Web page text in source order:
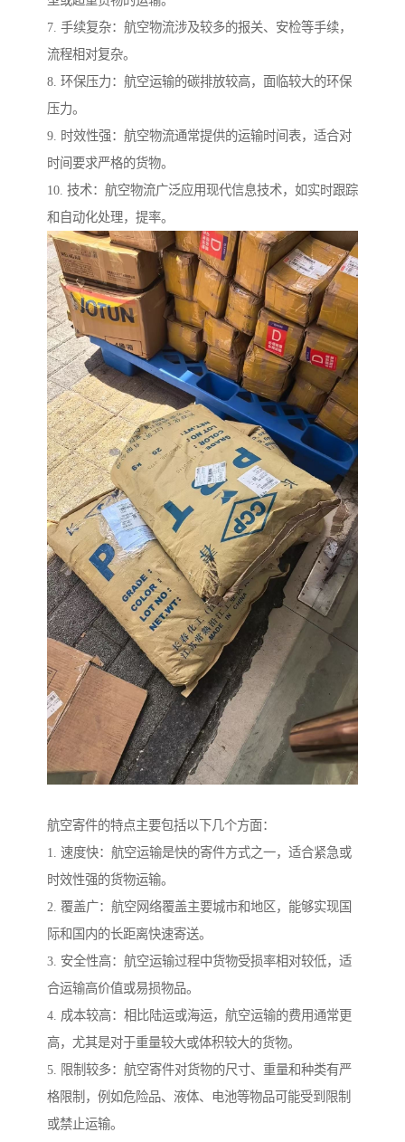
7. 手续复杂：航空物流涉及较多的报关、安检等手续，
流程相对复杂。
8. 环保压力：航空运输的碳排放较高，面临较大的环保
压力。
9. 时效性强：航空物流通常提供的运输时间表，适合对
时间要求严格的货物。
10. 技术：航空物流广泛应用现代信息技术，如实时跟踪
和自动化处理，提率。
航空寄件的特点主要包括以下几个方面：
1. 速度快：航空运输是快的寄件方式之一，适合紧急或
时效性强的货物运输。
2. 覆盖广：航空网络覆盖主要城市和地区，能够实现国
际和国内的长距离快速寄送。
3. 安全性高：航空运输过程中货物受损率相对较低，适
合运输高价值或易损物品。
4. 成本较高：相比陆运或海运，航空运输的费用通常更
高，尤其是对于重量较大或体积较大的货物。
5. 限制较多：航空寄件对货物的尺寸、重量和种类有严
格限制，例如危险品、液体、电池等物品可能受到限制
或禁止运输。